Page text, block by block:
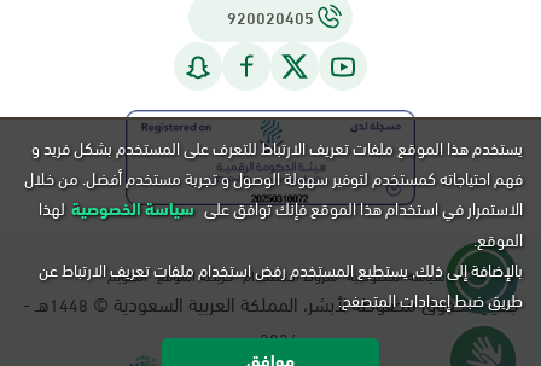
920020405
سياسة الخصوصية شروط الاستخدام خريطة الموقع التقويم
جميع الحقوق محفوظة لأبشر، المملكة العربية السعودية © 1448هـ -
2026م.
يستخدم هذا الموقع ملفات تعريف الارتباط للتعرف على المستخدم بشكل فريد و
فهم احتياجاته كمستخدم لتوفير سهولة الوصول و تجربة مستخدم أفضل. من خلال
الاستمرار في استخدام هذا الموقع فإنك توافق على سياسة الخصوصية لهذا
الموقع.
بالإضافة إلى ذلك, يستطيع المستخدم رفض استخدام ملفات تعريف الارتباط عن
طريق ضبط إعدادات المتصفح.
موافق